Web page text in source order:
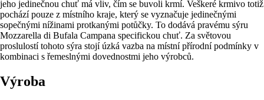
jeho jedinečnou chuť má vliv, čím se buvoli krmí. Veškeré krmivo totiž
pochází pouze z místního kraje, který se vyznačuje jedinečnými
sopečnými nížinami protkanými potůčky. To dodává pravému sýru
Mozzarella di Bufala Campana specifickou chuť. Za světovou
proslulostí tohoto sýra stojí úzká vazba na místní přírodní podmínky v
kombinaci s řemeslnými dovednostmi jeho výrobců.
Výroba